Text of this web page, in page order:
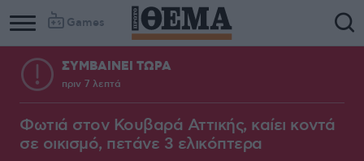
Games
ΣΥΜΒΑΙΝΕΙ ΤΩΡΑ
πριν 7 λεπτά
Φωτιά στον Κουβαρά Αττικής, καίει κοντά
σε οικισμό, πετάνε 3 ελικόπτερα